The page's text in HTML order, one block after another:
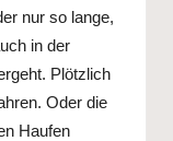
nur so lange,
in der
Plötzlich
Oder die
Haufen